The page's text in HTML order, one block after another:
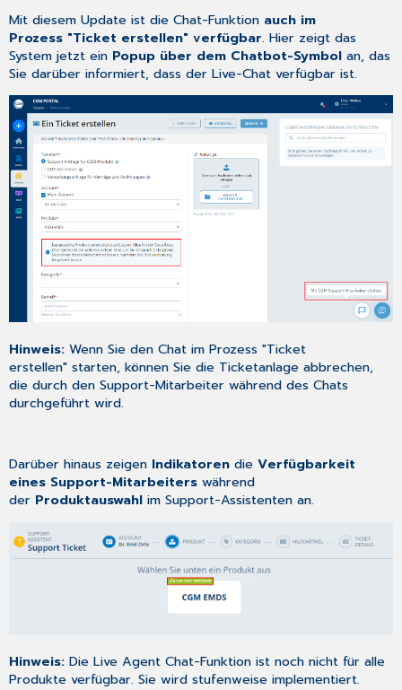
Mit diesem Update ist die Chat-Funktion auch im
Prozess "Ticket erstellen" verfügbar. Hier zeigt das
System jetzt ein Popup über dem Chatbot-Symbol an, das
Sie darüber informiert, dass der Live-Chat verfügbar ist.
Hinweis: Wenn Sie den Chat im Prozess "Ticket
erstellen" starten, können Sie die Ticketanlage abbrechen,
die durch den Support-Mitarbeiter während des Chats
durchgeführt wird.
Darüber hinaus zeigen IndikatorendieVerfügbarkeit
eines Support-Mitarbeiters während
der Produktauswahlim Support-Assistenten an.
Hinweis: Die Live Agent Chat-Funktion ist noch nicht für alle
Produkte verfügbar. Sie wird stufenweise implementiert.